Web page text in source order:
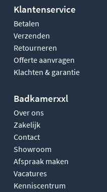
Klantenservice
Betalen
Verzenden
Retourneren
Offerte aanvragen
Klachten & garantie
Badkamerxxl
Over ons
Zakelijk
Contact
Showroom
Afspraak maken
Vacatures
Kenniscentrum